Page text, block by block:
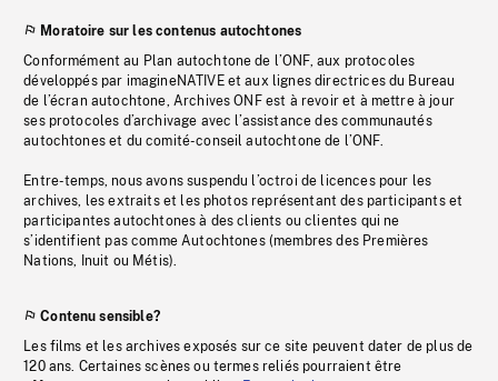
Moratoire sur les contenus autochtones
Conformément au Plan autochtone de l’ONF, aux protocoles
développés par imagineNATIVE et aux lignes directrices du Bureau
de l’écran autochtone, Archives ONF est à revoir et à mettre à jour
ses protocoles d’archivage avec l’assistance des communautés
autochtones et du comité-conseil autochtone de l’ONF.
Entre-temps, nous avons suspendu l’octroi de licences pour les
archives, les extraits et les photos représentant des participants et
participantes autochtones à des clients ou clientes qui ne
s’identifient pas comme Autochtones (membres des Premières
Nations, Inuit ou Métis).
Contenu sensible?
Les films et les archives exposés sur ce site peuvent dater de plus de
120 ans. Certaines scènes ou termes reliés pourraient être